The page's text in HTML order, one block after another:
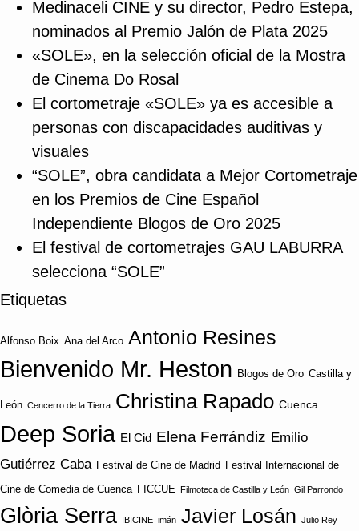
Medinaceli CINE y su director, Pedro Estepa,
nominados al Premio Jalón de Plata 2025
«SOLE», en la selección oficial de la Mostra
de Cinema Do Rosal
El cortometraje «SOLE» ya es accesible a
personas con discapacidades auditivas y
visuales
“SOLE”, obra candidata a Mejor Cortometraje
en los Premios de Cine Español
Independiente Blogos de Oro 2025
El festival de cortometrajes GAU LABURRA
selecciona “SOLE”
Etiquetas
Alfonso Boix Ana del Arco Antonio Resines
Bienvenido Mr. Heston Blogos de Oro Castilla y
León Cencerro de la Tierra Christina Rapado Cuenca
Deep Soria El Cid Elena Ferrándiz Emilio
Gutiérrez Caba Festival de Cine de Madrid Festival Internacional de
Cine de Comedia de Cuenca FICCUE Filmoteca de Castilla y León Gil Parrondo
Glòria Serra IBICINE imán Javier Losán Julio Rey